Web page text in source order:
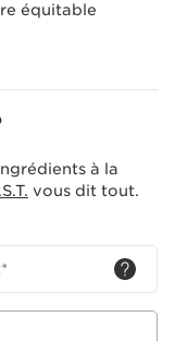
équitable
à la
vous dit tout.
*